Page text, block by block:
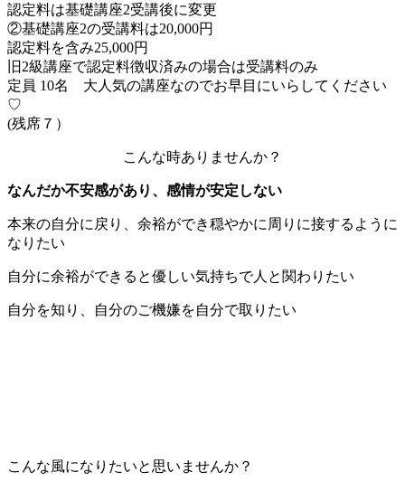
認定料は基礎講座2受講後に変更
②基礎講座2の受講料は20,000円
認定料を含み25,000円
旧2級講座で認定料徴収済みの場合は受講料のみ
定員 10名 大人気の講座なのでお早目にいらしてください
♡
(残席７）
こんな時ありませんか？
なんだか不安感があり、感情が安定しない
本来の自分に戻り、余裕ができ穏やかに周りに接するように
なりたい
自分に余裕ができると優しい気持ちで人と関わりたい
自分を知り、自分のご機嫌を自分で取りたい
こんな風になりたいと思いませんか？